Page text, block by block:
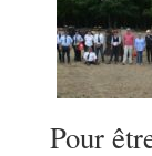
Pour